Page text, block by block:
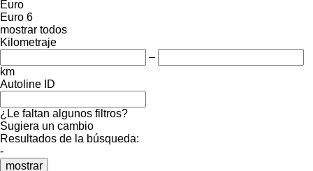
Euro
Euro 6
mostrar todos
Kilometraje
–
km
Autoline ID
¿Le faltan algunos filtros?
Sugiera un cambio
Resultados de la búsqueda:
-
mostrar